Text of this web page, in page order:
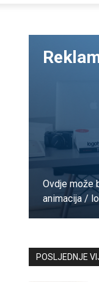
Ovdje može
animacija /
POSLJEDNJE